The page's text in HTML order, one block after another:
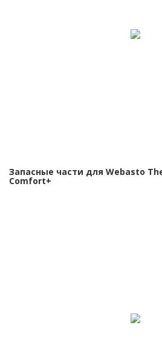
Запасные части для Webasto
Comfort+